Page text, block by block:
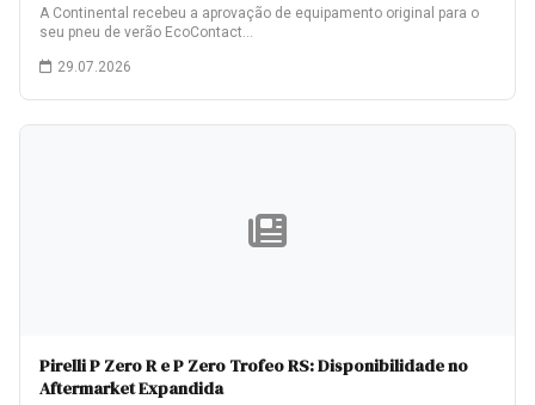
A Continental recebeu a aprovação de equipamento original para o
seu pneu de verão EcoContact…
29.07.2026
Pirelli P Zero R e P Zero Trofeo RS: Disponibilidade no
Aftermarket Expandida